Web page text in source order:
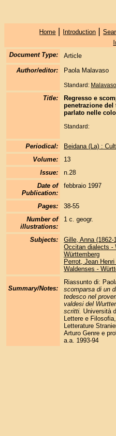
Home | Introduction |
Document Type:
Article
Author/editor:
Paola Malavaso
Standard:
Title:
Regresso e
penetrazione
parlato nelle
Standard:
Periodical:
Beidana (La) :
Volume:
13
Issue:
n.28
Date of
Publication:
febbraio 1997
Pages:
38-55
Number of
illustrations:
1 c. geogr.
Subjects:
Gille, Anna
Occitan dialects -
Württemberg
Perrot, Jean
Waldenses -
Summary/Notes:
Riassunto di:
scomparsa di un
tedesco nel
valdesi del
scritti. Università
Lettere e
Letterature
Arturo Genre e
a.a. 1993-94